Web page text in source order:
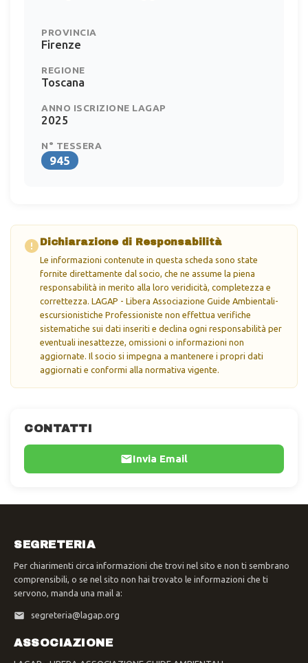
CONTATTI
Invia Email
PROVINCIA
Firenze
REGIONE
Toscana
ANNO ISCRIZIONE LAGAP
2025
N° TESSERA
945
Dichiarazione di Responsabilità
Le informazioni contenute in questa scheda sono state
fornite direttamente dal socio, che ne assume la piena
responsabilità in merito alla loro veridicità, completezza e
correttezza. LAGAP - Libera Associazione Guide Ambientali-
escursionistiche Professioniste non effettua verifiche
sistematiche sui dati inseriti e declina ogni responsabilità per
eventuali inesattezze, omissioni o informazioni non
aggiornate. Il socio si impegna a mantenere i propri dati
aggiornati e conformi alla normativa vigente.
SEGRETERIA
Per chiarimenti circa informazioni che trovi nel sito e non ti sembrano
comprensibili, o se nel sito non hai trovato le informazioni che ti
servono, manda una mail a:
segreteria@lagap.org
ASSOCIAZIONE